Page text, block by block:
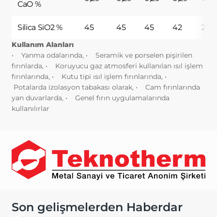
CaO %
Silica SiO2 % 45 45 45 42 29
Kullanım Alanları
• Yanma odalarında, • Seramik ve porselen pişirilen
fırınlarda, • Koruyucu gaz atmosferi kullanılan ısıl işlem
fırınlarında, • Kutu tipi ısıl işlem fırınlarında, •
Potalarda izolasyon tabakası olarak, • Cam fırınlarında
yan duvarlarda, • Genel fırın uygulamalarında
kullanılırlar
Son gelişmelerden Haberdar
değiştirmek ya da çerezleri engellemek
değiştirmeniz yeterlidir.
Birçok tarayıcı çerezleri kontrol
edebilmeniz için size çerezleri kabul etme
veya reddetme, yalnızca belirli türdeki
çerezleri kabul etme ya da bir internet
sitesinin cihazınıza çerez depolamayı talep
ettiğinde tarayıcı tarafından uyarılma
seçeneği sunar.
Çerezleri devre dışı bırakır veya
reddederseniz, bazı tercihleri manuel
olarak ayarlamanız gerekebilir, hesabınızı
tanıyamayacağımız ve
sitesindeki bazı özellikler ve hizmetler
düzgün çalışmayabilir. Tarayıcınızın